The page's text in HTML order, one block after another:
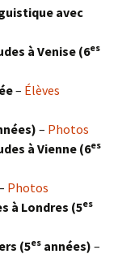
avec
à Venise (6es
– Élèves
– Photos
à Vienne (6es
Photos
à Londres (5es
(5es années) –